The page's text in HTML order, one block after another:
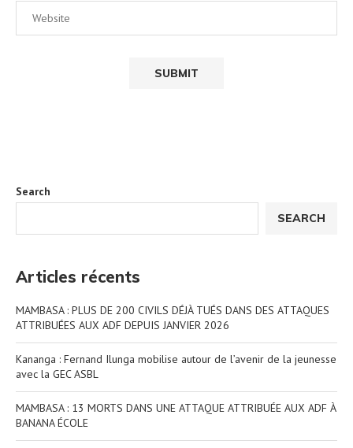
Search
SEARCH
Articles récents
MAMBASA : PLUS DE 200 CIVILS DÉJÀ TUÉS DANS DES ATTAQUES
ATTRIBUÉES AUX ADF DEPUIS JANVIER 2026
Kananga : Fernand Ilunga mobilise autour de l’avenir de la jeunesse
avec la GEC ASBL
MAMBASA : 13 MORTS DANS UNE ATTAQUE ATTRIBUÉE AUX ADF À
BANANA ÉCOLE